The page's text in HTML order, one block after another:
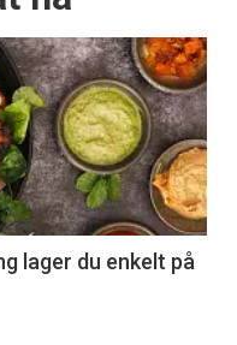
lager du enkelt på